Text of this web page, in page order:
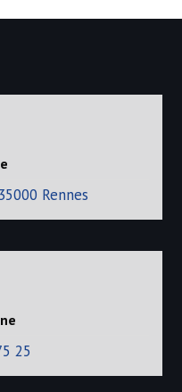
Rennes
25